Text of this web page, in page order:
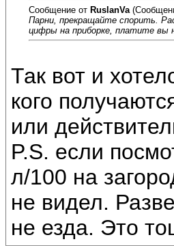
Сообщение от RuslanVa
Парни, прекращайте спорить.
цифры на приборке, платите вы
Так вот и
кого
или
P.S. если
л/100 на
не видел.
не езда. Это